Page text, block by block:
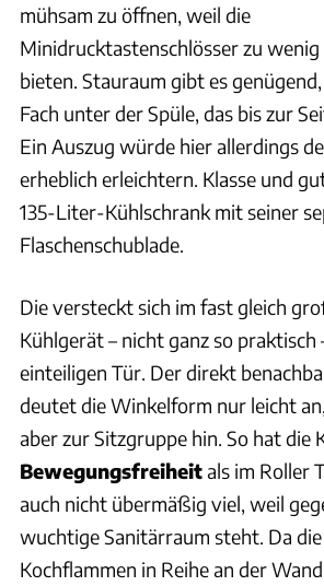
mühsam zu öffnen, weil die
Minidrucktastenschlösser zu
bieten. Stauraum gibt es
Fach unter der Spüle, das bis zur
Ein Auszug würde hier allerdings
erheblich erleichtern. Klasse und
135-Liter-Kühlschrank mit seiner
Flaschenschublade.
Die versteckt sich im fast gleich
Kühlgerät – nicht ganz so praktisch
einteiligen Tür. Der direkt
deutet die Winkelform nur leicht
aber zur Sitzgruppe hin. So hat die
Bewegungsfreiheitals im Roller
auch nicht übermäßig viel, weil
wuchtige Sanitärraum steht. Da
Kochflammen in Reihe an der